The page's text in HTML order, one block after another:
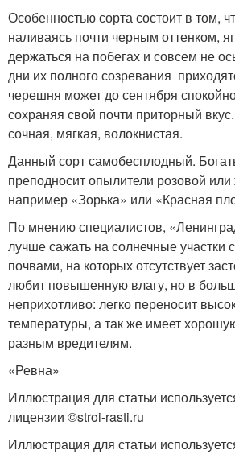
Особенностью сорта состоит в том,
наливаясь почти черным оттенком,
держаться на побегах и совсем не
дни их полного созревания
черешня может до сентября
сохраняя свой почти приторный
сочная, мягкая, волокнистая.
Данный сорт самобесплодный.
преподносит опылители розовой
например «Зорька» или «Красная
По мнению специалистов,
лучше сажать на солнечные участки
почвами, на которых отсутствует
любит повышенную влагу, но в
неприхотливо: легко переносит
температуры, а так же имеет
разным вредителям.
«Ревна»
Иллюстрация для статьи
лицензии ©stroi-rasti.ru
Иллюстрация для статьи